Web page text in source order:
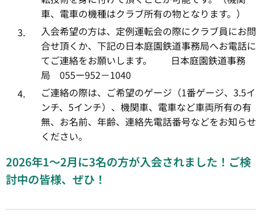
車、電車の機種はクラブ所有の物となります。）
入会希望の方は、定例運転会の際にクラブ員にお問
合せ頂くか、下記の日本庭園鉄道事務局へお電話に
てご連絡をお願いします。 日本庭園鉄道事務
局 055ー952－1040
ご連絡の際は、ご希望のゲージ（1番ゲージ、3.5イ
ンチ、5インチ）、機関車、電車など車両所有の有
無、お名前、年齢、連絡先電話番号などをお知らせ
ください。
2026年1～2月に3名の方が入会されました！ご検
討中の皆様、ぜひ！